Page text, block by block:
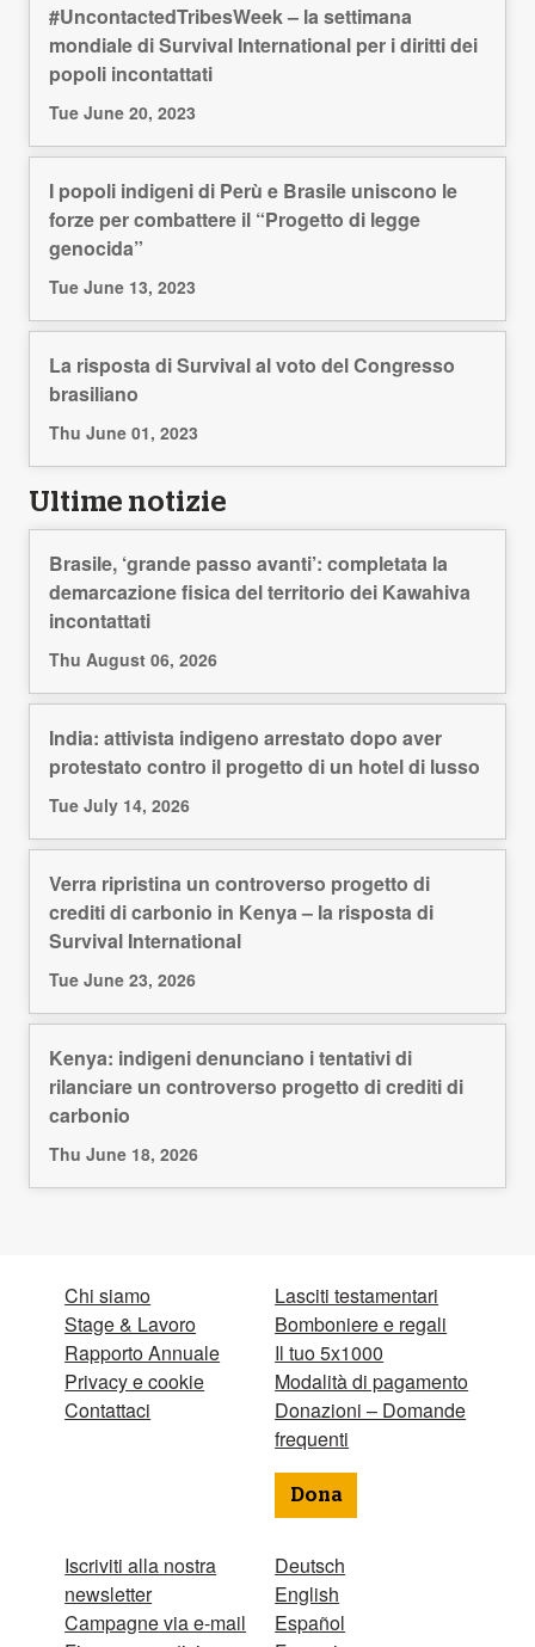
#UncontactedTribesWeek – la settimana
mondiale di Survival International per i diritti dei
popoli incontattati
Tue June 20, 2023
I popoli indigeni di Perù e Brasile uniscono le
forze per combattere il “Progetto di legge
genocida”
Tue June 13, 2023
La risposta di Survival al voto del Congresso
brasiliano
Thu June 01, 2023
Ultime notizie
Brasile, ‘grande passo avanti’: completata la
demarcazione fisica del territorio dei Kawahiva
incontattati
Thu August 06, 2026
India: attivista indigeno arrestato dopo aver
protestato contro il progetto di un hotel di lusso
Tue July 14, 2026
Verra ripristina un controverso progetto di
crediti di carbonio in Kenya – la risposta di
Survival International
Tue June 23, 2026
Kenya: indigeni denunciano i tentativi di
rilanciare un controverso progetto di crediti di
carbonio
Thu June 18, 2026
Chi siamo
Stage & Lavoro
Rapporto Annuale
Privacy e cookie
Contattaci
Iscriviti alla nostra
newsletter
Campagne via e-mail
Lasciti testamentari
Bomboniere e regali
Il tuo 5x1000
Modalità di pagamento
Donazioni – Domande
frequenti
Dona
Deutsch
English
Español